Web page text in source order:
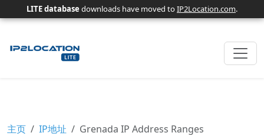
LITE database downloads have moved toIP2Location.com.
主页 IP地址 Grenada IP Address Ranges